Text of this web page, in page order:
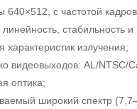
640×512, с частотой
линейность, стабильность
характеристик излучения;
видеовыходов: AL/NTSC/
оптика;
широкий спектр